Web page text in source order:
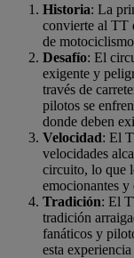
Historia: La
convierte al TT
de
Desafío: El
exigente y
través de
pilotos se
donde deben
Velocidad: El
velocidades
circuito, lo que
emocionantes
Tradición: El
tradición
fanáticos y
esta